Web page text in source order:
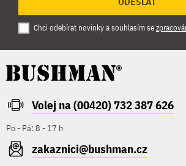
Chci odebírat novinky a souhlasím se
Volej na (00420) 732 387 626
Po - Pá: 8 - 17 h
zakaznici@bushman.cz